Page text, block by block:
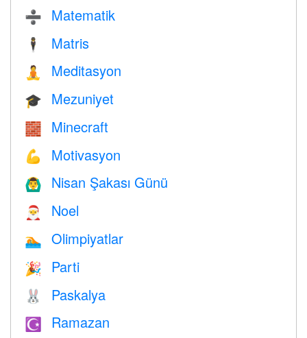
➗ Matematik
🕴️ Matris
🧘 Meditasyon
🎓 Mezuniyet
🧱 Minecraft
💪 Motivasyon
🙆‍♂️ Nisan Şakası Günü
🎅 Noel
🏊 Olimpiyatlar
🎉 Parti
🐰 Paskalya
☪️ Ramazan